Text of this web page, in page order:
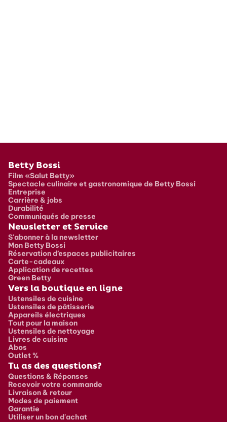
Pied de page
Betty Bossi
Film «Salut Betty»
Spectacle culinaire et gastronomique de Betty Bossi
Entreprise
Carrière & jobs
Durabilité
Communiqués de presse
Newsletter et Service
S'abonner à la newsletter
Mon Betty Bossi
Réservation d’espaces publicitaires
Carte-cadeaux
Application de recettes
Green Betty
Vers la boutique en ligne
Ustensiles de cuisine
Ustensiles de pâtisserie
Appareils électriques
Tout pour la maison
Ustensiles de nettoyage
Livres de cuisine
Abos
Outlet %
Tu as des questions?
Questions & Réponses
Recevoir votre commande
Livraison & retour
Modes de paiement
Garantie
Utiliser un bon d'achat